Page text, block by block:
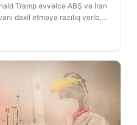
Tramp əvvəlcə ABŞ və İran
daxil etməyə razılıq verib,